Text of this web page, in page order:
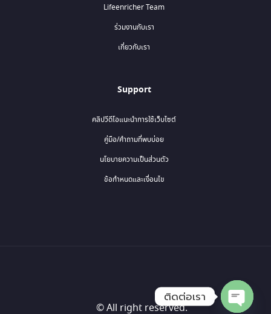
Lifeenricher Team
ร่วมงานกับเรา
เกี่ยวกับเรา
Support
คลิปวีดีโอแนะนำการใช้เว็บไซต์
คู่มือ/คำถามที่พบบ่อย
นโยบายความเป็นส่วนตัว
ข้อกำหนดและเงื่อนไข
© All right reserved.
ติดต่อเรา